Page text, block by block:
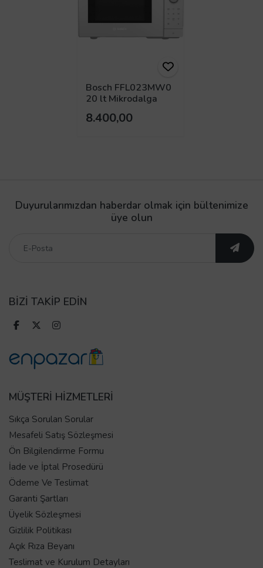
Bosch FFL023MW0
20 lt Mikrodalga
8.400,00
Duyurularımızdan haberdar olmak için bültenimize
üye olun
BİZİ TAKİP EDİN
MÜŞTERİ HİZMETLERİ
Sıkça Sorulan Sorular
Mesafeli Satış Sözleşmesi
Ön Bilgilendirme Formu
İade ve İptal Prosedürü
Ödeme Ve Teslimat
Garanti Şartları
Üyelik Sözleşmesi
Gizlilik Politikası
Açık Rıza Beyanı
Teslimat ve Kurulum Detayları